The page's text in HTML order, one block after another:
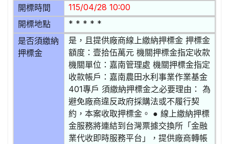
開標時間 115/04/28 10:00
開標地點 * * * * *
是否須繳納
押標金
是，且提供廠商線上繳納押標金 押標金
額度：壹拾伍萬元 機關押標金指定收款
機關單位：嘉南管理處 機關押標金指定
收款帳戶：嘉南農田水利事業作業基金
401專戶 須繳納押標金之必要理由： 為
避免廠商違反政府採購法或不履行契
約，本案收取押標金。 ● 線上繳納押標
金服務將連結到台灣票據交換所「金融
業代收即時服務平台」，提供廠商轉帳